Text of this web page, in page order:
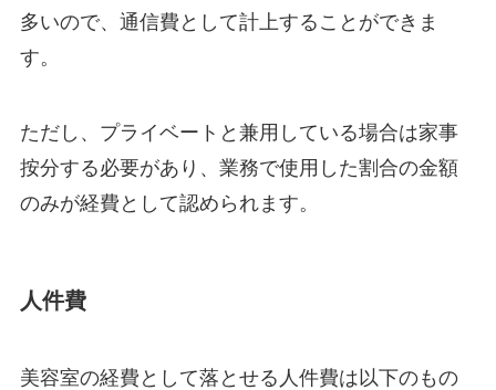
多いので、通信費として計上することができま
す。
ただし、プライベートと兼用している場合は家事
按分する必要があり、業務で使用した割合の金額
のみが経費として認められます。
人件費
美容室の経費として落とせる人件費は以下のもの